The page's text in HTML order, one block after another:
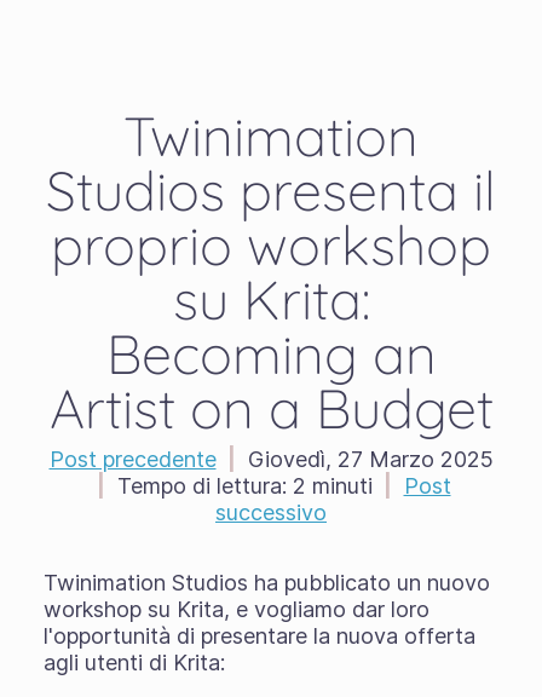
Twinimation
Studios presenta il
proprio workshop
su Krita:
Becoming an
Artist on a Budget
Post precedente
Giovedì, 27 Marzo 2025
Tempo di lettura: 2 minuti
Post
successivo
Twinimation Studios ha pubblicato un nuovo
workshop su Krita, e vogliamo dar loro
l'opportunità di presentare la nuova offerta
agli utenti di Krita: